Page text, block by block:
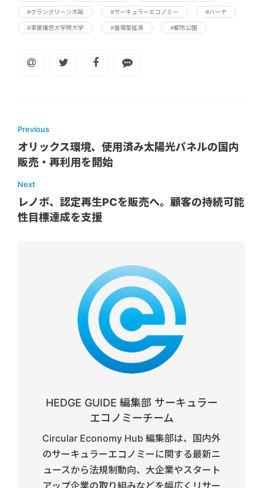
#グラングリーン大阪 #サーキュラーエコノミー #ハーチ
#事業構想大学院大学 #循環型経済 #都市公園
Previous
オリックス環境、使用済み太陽光パネルの国内
販売・再利用を開始
Next
レノボ、認定再生PCを販売へ。顧客の持続可能
性目標達成を支援
HEDGE GUIDE 編集部 サーキュラー
エコノミーチーム
Circular Economy Hub 編集部は、国内外
のサーキュラーエコノミーに関する最新ニ
ュースから法規制動向、大企業やスタート